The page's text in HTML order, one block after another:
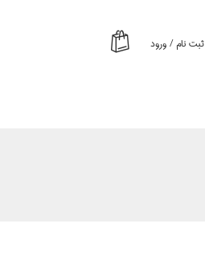
ثبت نام / ورود